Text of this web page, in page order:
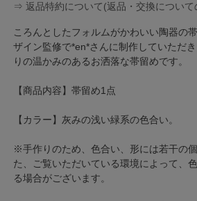
⇒ 返品特約について(返品・交換について
ころんとしたフォルムがかわいい陶器の
ザイン監修で*en*さんに制作していただ
りの温かみのあるお洒落な帯留めです。
【商品内容】帯留め1点
【カラー】灰みの浅い緑系の色合い。
※手作りのため、色合い、形には若干の
た、ご覧いただいている環境によって、
る場合がございます。